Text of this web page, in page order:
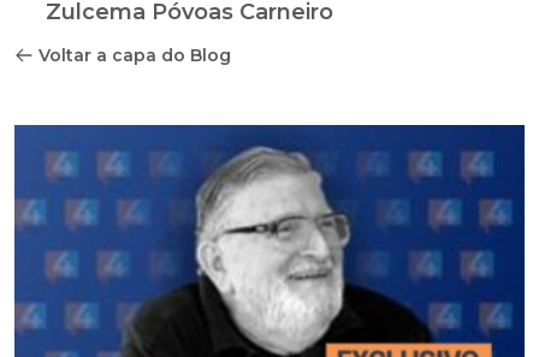
Zulcema Póvoas Carneiro
Voltar a capa do Blog